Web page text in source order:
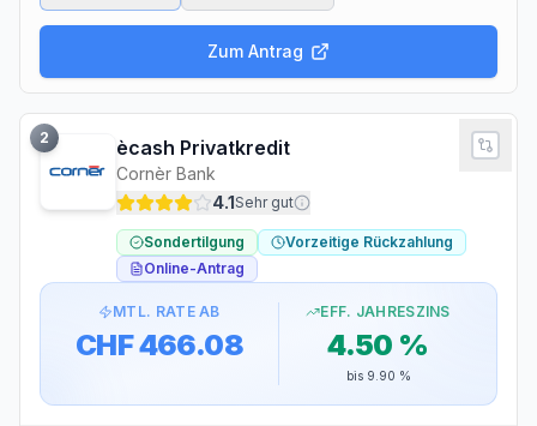
Zum Antrag
ècash Privatkredit
Cornèr Bank
4.1Sehr gut
Sondertilgung
Vorzeitige Rückzahlung
Online-Antrag
MTL. RATE AB
CHF 466.08
EFF. JAHRESZINS
4.50 %
bis 9.90 %
2